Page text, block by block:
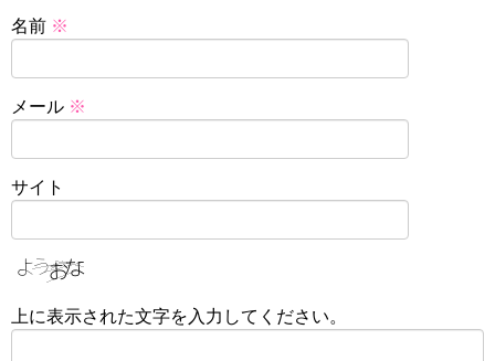
名前 ※
メール ※
サイト
上に表示された文字を入力してください。